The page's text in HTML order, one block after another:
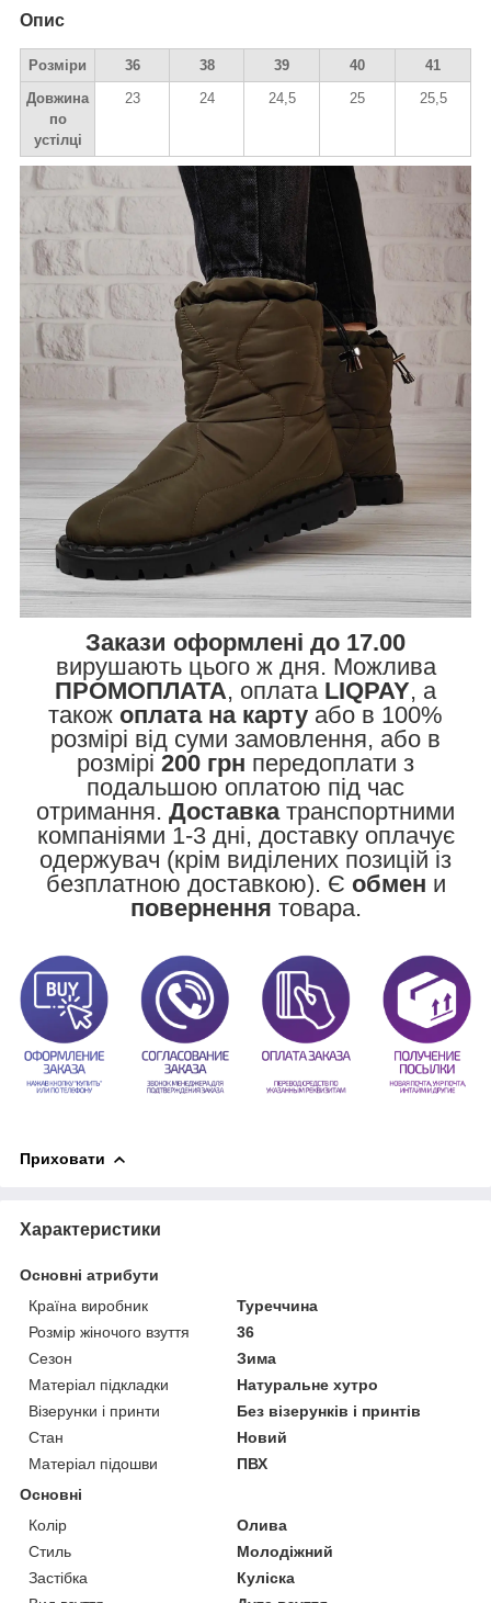
Опис
Розміри 36 38 39 40
41
Довжина
по
устілці
23 24 24,5 25 25,5
Закази оформлені до 17.00
вирушають цього ж дня. Можлива
ПРОМОПЛАТА, оплата LIQPAY, а
також оплата на карту або в 100%
розмірі від суми замовлення, або в
розмірі 200 грн передоплати з
подальшою оплатою під час
отримання. Доставкатранспортними
компаніями 1-3 дні, доставку оплачує
одержувач (крім виділених позицій із
безплатною доставкою). Є обмен и
повернення товара.
Приховати
Характеристики
Основні атрибути
Країна виробник
Туреччина
Розмір жіночого взуття
36
Сезон
Зима
Матеріал підкладки
Натуральне хутро
Візерунки і принти
Без візерунків і принтів
Стан
Новий
Матеріал підошви
ПВХ
Основні
Колір
Олива
Стиль
Молодіжний
Застібка
Куліска